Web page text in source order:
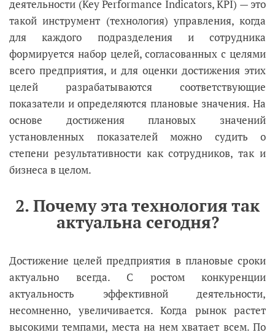
деятельности (Key Performance Indicators, KPI) — это
такой инструмент (технология) управления, когда
для каждого подразделения и сотрудника
формируется набор целей, согласованных с целями
всего предприятия, и для оценки достижения этих
целей разрабатываются соответствующие
показатели и определяются плановые значения. На
основе достижения плановых значений
установленных показателей можно судить о
степени результативности как сотрудников, так и
бизнеса в целом.
2. Почему эта технология так
актуальна сегодня?
Достижение целей предприятия в плановые сроки
актуально всегда. С ростом конкуренции
актуальность эффективной деятельности,
несомненно, увеличивается. Когда рынок растет
высокими темпами, места на нем хватает всем. По